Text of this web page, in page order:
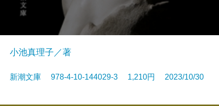
小池真理子／著
新潮文庫 978-4-10-144029-3 1,210円 2023/10/30